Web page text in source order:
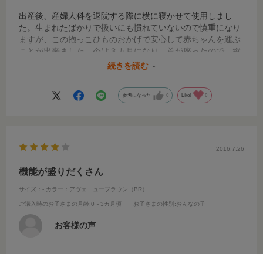
出産後、産婦人科を退院する際に横に寝かせて使用しまし
た。生まれたばかりで扱いにも慣れていないので慎重になり
ますが、この抱っこひものおかげで安心して赤ちゃんを運ぶ
ことが出来ました。今は３カ月になり、首が座ったので、縦
抱っこで使っています。デザインもかわいいのでお出かけが
続きを読む
参考になった 0 Like! 0
2016.7.26
機能が盛りだくさん
サイズ：- カラー：アヴェニューブラウン（BR）
ご購入時のお子さまの月齢:0～3カ月頃 お子さまの性別 :おんなの子
お客様の声